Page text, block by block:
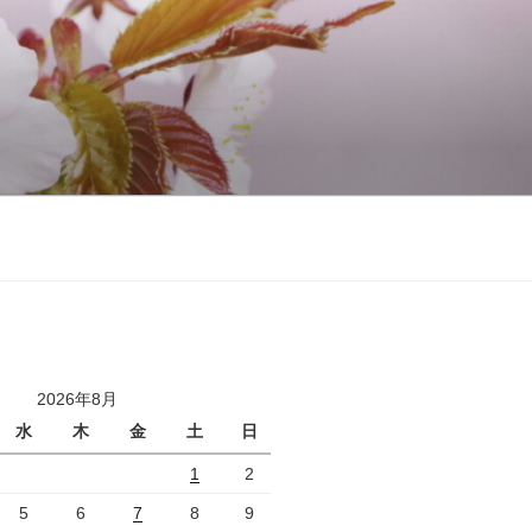
2026年8月
水
木 金 土 日
1 2
5 6 7 8 9